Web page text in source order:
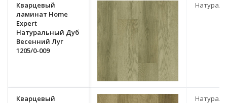
Кварцевый
ламинат Home
Expert
Натуральный Дуб
Весенний Луг
1205/0-009
Кварцевый